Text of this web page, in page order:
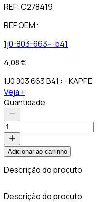
REF:C278419
REF OEM :
1j0-803-663---b41
4,08 €
1J0 803 663 B41 : - KAPPE
Veja +
Quantidade
Adicionar ao carrinho
Descrição do produto
Descrição do produto